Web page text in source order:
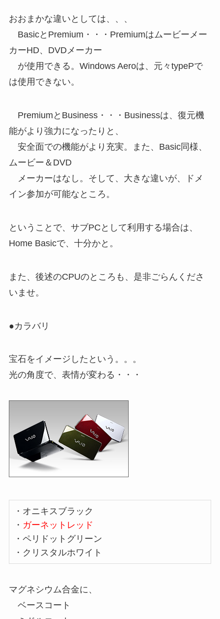
おおまかな違いとしては、、、
BasicとPremium・・・Premiumはムービーメー
カーHD、DVDメーカー
が使用できる。Windows Aeroは、元々typePで
は使用できない。
PremiumとBusiness・・・Businessは、復元機
能がより強力になったりと、
安全面での機能がより充実。また、Basic同様、
ムービー＆DVD
メーカーはなし。そして、大きな違いが、ドメ
イン参加が可能なところ。
ということで、サブPCとして利用する場合は、
Home Basicで、十分かと。
また、後述のCPUのところも、是非ごらんくださ
いませ。
●カラバリ
宝石をイメージしたという。。。
光の角度で、表情が変わる・・・
・オニキスブラック
・ ガーネットレッド
・ペリドットグリーン
・クリスタルホワイト
マグネシウム合金に、
ベースコート